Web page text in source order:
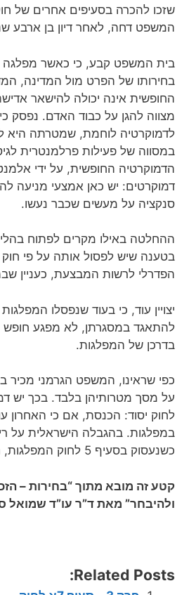
שזכו להכרה בסעיפים אחרים של
המשפט דחה, לאחר דיון בן ארבע
בית המשפט קבע, כי כאשר מפלגה
בחירותו של הפרט מול המדינה,
החופשית אינה יכולה להישאר
מצווה להגן על כבוד האדם. נפסק כי
לדמוקרטיה לוחמת, שמטרתה היא
במסווה של פעילות פרלמנטרית
הדמוקרטיה החופשית, על ידי
דמוקרטים: יש כאן אמצעי מניעה
סנקציה על מעשים שכבר נעשו.
ההחלטה באילו מקרים לפתוח
בטענה שיש לפסול אותה על פי חוק
הפדרלי לרשות המבצעת, כעניין
יצויין עוד, כי בעוד שנפסלו
להתאגד במסגרתן, לא מפגע חופש
בדרכן של המפלגות.
כפי שראינו, המשפט הגרמני מכיר
לחוק יסוד: הכנסת, אם כי האחרון
במפלגות. בהגבלה הישראלית על
כשנעסוק בסעיף 5 לחוק המפלגות, התשנ”ב 1992.
קטע זה מובא מתוך “בחירות –
ולהיבחר” מאת ד”ר עו”ד שמואל
Related Posts: